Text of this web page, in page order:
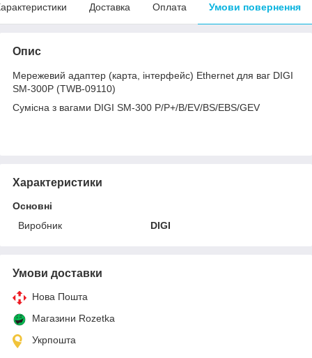
Доставка Оплата Умови повернення
Опис
Мережевий адаптер (карта, інтерфейс) Ethernet для ваг DIGI
SM-300P (TWB-09110)
Сумісна з вагами DIGI SM-300 P/P+/B/EV/BS/EBS/GEV
Характеристики
Основні
Виробник
DIGI
Умови доставки
Нова Пошта
Магазини Rozetka
Укрпошта